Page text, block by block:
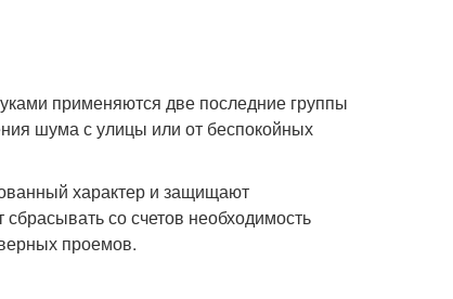
применяются две последние группы
шума с улицы или от беспокойных
характер и защищают
со счетов необходимость
проемов.